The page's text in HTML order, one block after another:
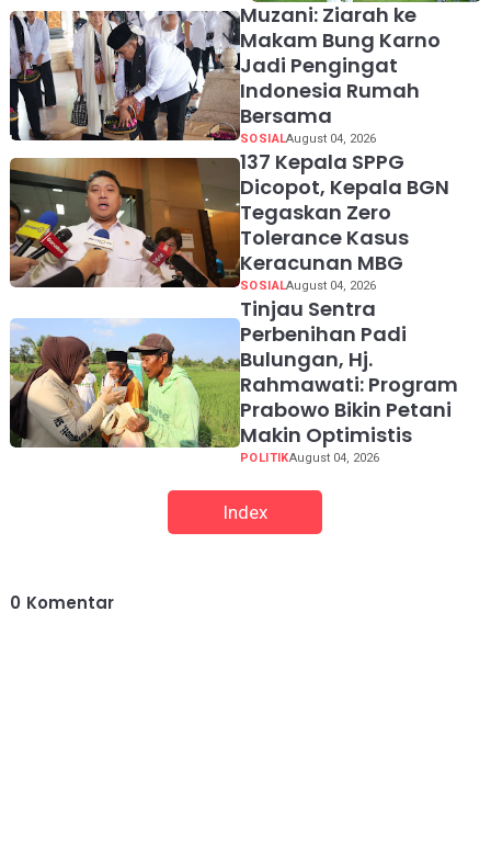
Muzani: Ziarah ke
Makam Bung Karno
Jadi Pengingat
Indonesia Rumah
Bersama
SOSIALAugust 04, 2026
137 Kepala SPPG
Dicopot, Kepala BGN
Tegaskan Zero
Tolerance Kasus
Keracunan MBG
SOSIALAugust 04, 2026
Tinjau Sentra
Perbenihan Padi
Bulungan, Hj.
Rahmawati: Program
Prabowo Bikin Petani
Makin Optimistis
POLITIKAugust 04, 2026
Index
0 Komentar